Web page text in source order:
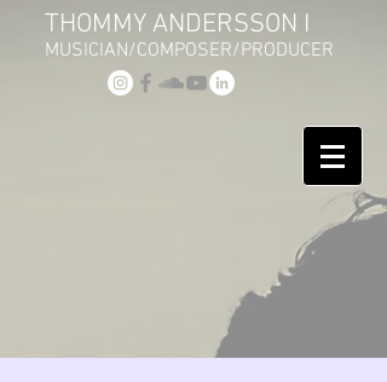
THOMMY ANDERSSON I
MUSICIAN/COMPOSER/PRODUCER